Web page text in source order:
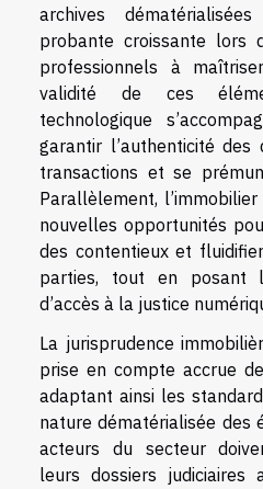
archives
probante croissante lors
professionnels à
validité de ces
technologique
garantir l’authenticité des
transactions et se
Parallèlement,
nouvelles opportunités
des contentieux et
parties, tout en posant
d’accès à la justice
La jurisprudence
prise en compte accrue
adaptant ainsi les
nature dématérialisée des
acteurs du secteur
leurs dossiers judiciaires